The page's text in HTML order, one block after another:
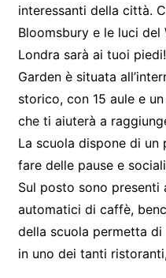
interessanti della città.
Bloomsbury e le luci del
Londra sarà ai tuoi
Garden è situata
storico, con 15 aule e
che ti aiuterà a
La scuola dispone di
fare delle pause e
Sul posto sono
automatici di caffè,
della scuola permetta
in uno dei tanti